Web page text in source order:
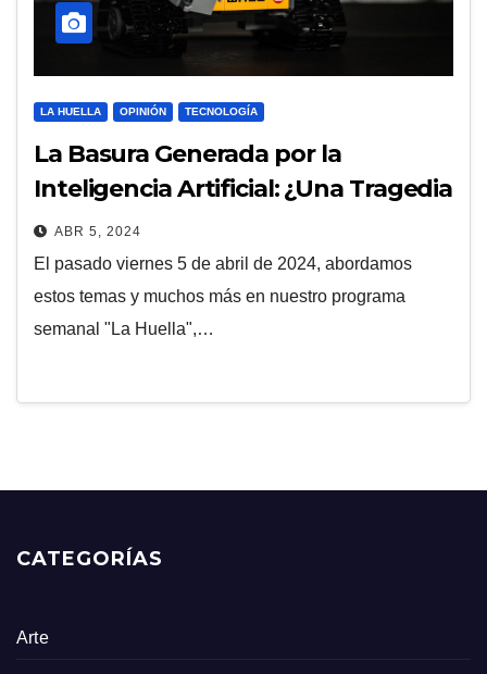
LA HUELLA OPINIÓN TECNOLOGÍA
La Basura Generada por la
Inteligencia Artificial: ¿Una Tragedia
Cultural o una Oportunidad
Emergente?
ABR 5, 2024
El pasado viernes 5 de abril de 2024, abordamos
estos temas y muchos más en nuestro programa
semanal "La Huella",…
CATEGORÍAS
Arte